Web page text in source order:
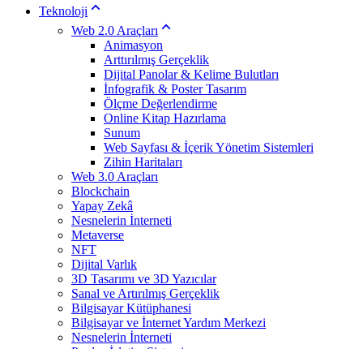
Teknoloji
Web 2.0 Araçları
Animasyon
Arttırılmış Gerçeklik
Dijital Panolar & Kelime Bulutları
İnfografik & Poster Tasarım
Ölçme Değerlendirme
Online Kitap Hazırlama
Sunum
Web Sayfası & İçerik Yönetim Sistemleri
Zihin Haritaları
Web 3.0 Araçları
Blockchain
Yapay Zekâ
Nesnelerin İnterneti
Metaverse
NFT
Dijital Varlık
3D Tasarımı ve 3D Yazıcılar
Sanal ve Artırılmış Gerçeklik
Bilgisayar Kütüphanesi
Bilgisayar ve İnternet Yardım Merkezi
Nesnelerin İnterneti